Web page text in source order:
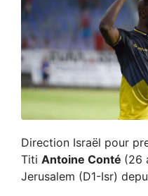
Direction Israël pour
Titi Antoine Conté (26
Jerusalem (D1-Isr)